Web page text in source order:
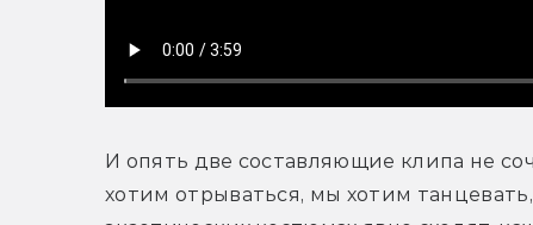
И опять две составляющие клипа не
хотим отрываться, мы хотим